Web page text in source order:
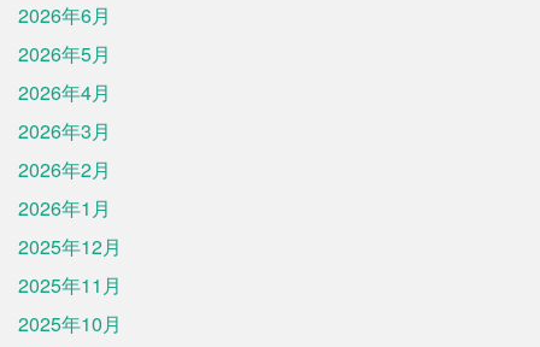
2026年6月
2026年5月
2026年4月
2026年3月
2026年2月
2026年1月
2025年12月
2025年11月
2025年10月